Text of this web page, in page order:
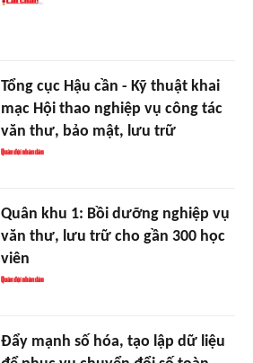
Tổng cục Hậu cần - Kỹ thuật khai
mạc Hội thao nghiệp vụ công tác
văn thư, bảo mật, lưu trữ
Quân khu 1: Bồi dưỡng nghiệp vụ
văn thư, lưu trữ cho gần 300 học
viên
Đẩy mạnh số hóa, tạo lập dữ liệu